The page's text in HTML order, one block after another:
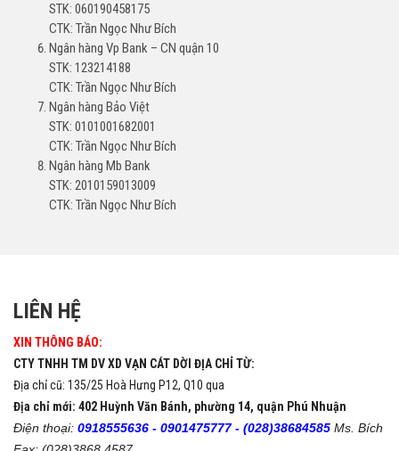
STK: 060190458175
CTK: Trần Ngọc Như Bích
Ngân hàng Vp Bank – CN quận 10
STK: 123214188
CTK: Trần Ngọc Như Bích
Ngân hàng Bảo Việt
STK: 0101001682001
CTK: Trần Ngọc Như Bích
Ngân hàng Mb Bank
STK: 2010159013009
CTK: Trần Ngọc Như Bích
LIÊN HỆ
XIN THÔNG BÁO:
CTY TNHH TM DV XD VẠN CÁT DỜI ĐỊA CHỈ TỪ:
Địa chỉ cũ: 135/25 Hoà Hưng P12, Q10 qua
Địa chỉ mới: 402 Huỳnh Văn Bánh, phường 14, quận Phú Nhuận
Điện thoại: 0918555636 - 0901475777 - (028)38684585 Ms. Bích